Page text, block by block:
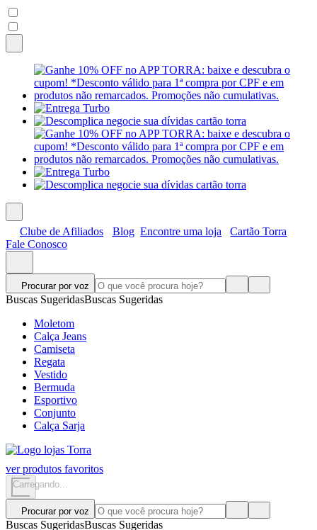
Clube de Afiliados Blog Encontre uma loja
Cartão Torra
Fale Conosco
Procurar por voz
Buscas SugeridasBuscas Sugeridas
Moletom
Calça Jeans
Camiseta
Regata
Vestido
Bermuda
Esportivo
Conjunto
Calça Sarja
ver produtos favoritos
Carregando...
Procurar por voz
Buscas SugeridasBuscas Sugeridas